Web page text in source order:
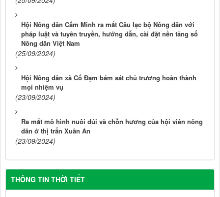
Hội Nông dân Cẩm Minh ra mắt Câu lạc bộ Nông dân với
pháp luật và tuyên truyền, hướng dẫn, cài đặt nền tảng số
Nông dân Việt Nam
(25/09/2024)
Hội Nông dân xã Cổ Đạm bám sát chủ trương hoàn thành
mọi nhiệm vụ
(23/09/2024)
Ra mắt mô hình nuôi dúi và chồn hương của hội viên nông
dân ở thị trấn Xuân An
(23/09/2024)
THÔNG TIN THỜI TIẾT